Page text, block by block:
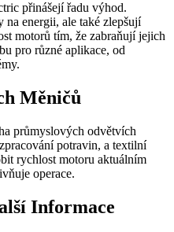
přinášejí řadu výhod.
na energii, ale také zlepšují
motorů tím, že zabraňují jejich
pro různé aplikace, od
Měničů
průmyslových odvětvích
potravin, a textilní
rychlost motoru aktuálním
operace.
Informace